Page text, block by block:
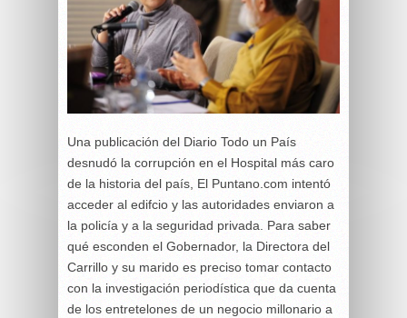
Una publicación del Diario Todo un País
desnudó la corrupción en el Hospital más caro
de la historia del país, El Puntano.com intentó
acceder al edifcio y las autoridades enviaron a
la policía y a la seguridad privada. Para saber
qué esconden el Gobernador, la Directora del
Carrillo y su marido es preciso tomar contacto
con la investigación periodística que da cuenta
de los entretelones de un negocio millonario a